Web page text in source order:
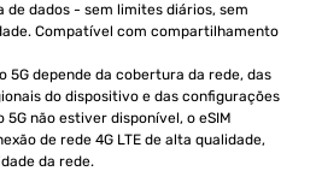
de dados - sem limites diários, sem
Compatível com compartilhamento
5G depende da cobertura da rede, das
do dispositivo e das configurações
5G não estiver disponível, o eSIM
de rede 4G LTE de alta qualidade,
da rede.